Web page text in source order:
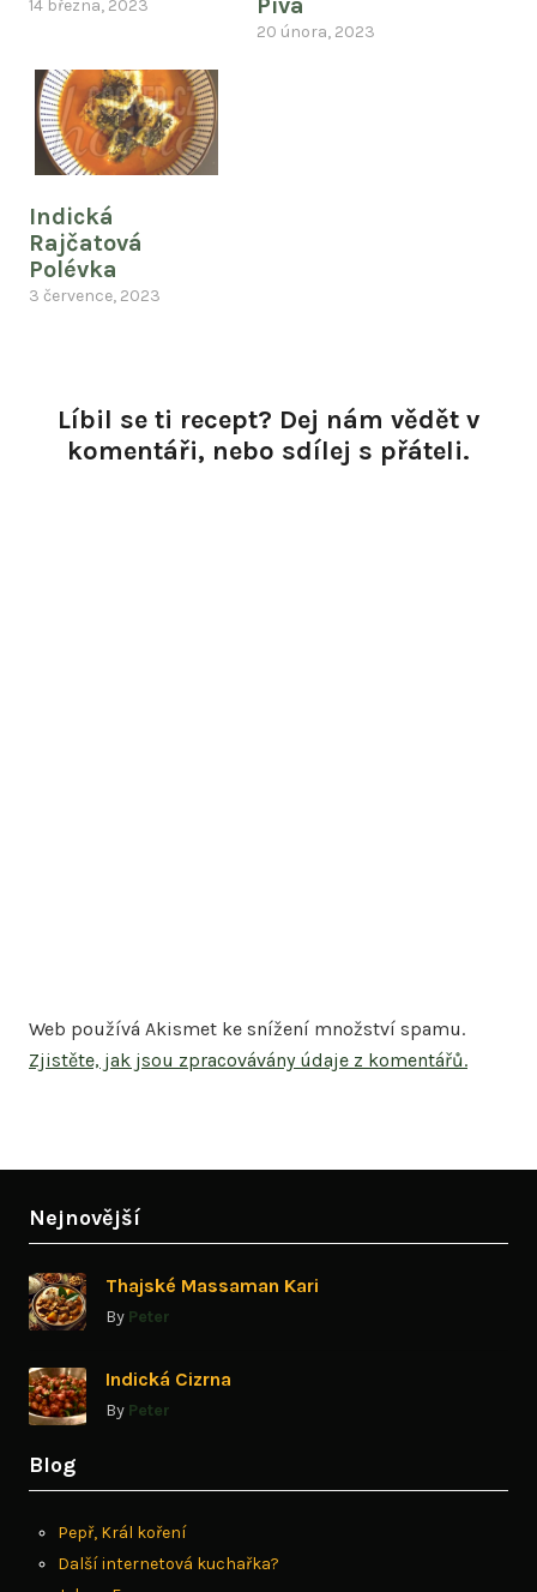
14 března, 2023
Piva
20 února, 2023
Indická
Rajčatová
Polévka
3 července, 2023
Líbil se ti recept? Dej nám vědět v
komentáři, nebo sdílej s přáteli.
Web používá Akismet ke snížení množství spamu.
Zjistěte, jak jsou zpracovávány údaje z komentářů.
Nejnovější
Thajské Massaman Kari
By Peter
Indická Cizrna
By Peter
Blog
Pepř, Král koření
Další internetová kuchařka?